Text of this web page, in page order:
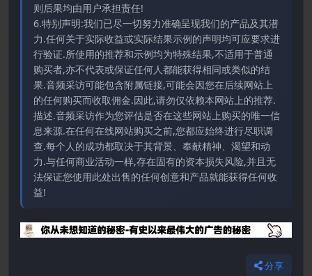
则后果均由用户承担责任!
6.特别声明:我们已尽一切努力准确呈现我们的产品及其潜
力.任何关于实际收益或实际结果示例的声明均可应要求进
行验证.所使用的推荐和示例均为特殊结果,不适用于普通
购买者,亦不代表或保证任何人都能获得相同或类似的结
果.音频采访可能包含附属链接,可能会因您在后续网站上
的任何购买而收取佣金.因此,请勿仅依赖本网站上的推荐.
描述.音频采访作为您评估是否在这些网站上购买的唯一信
息来源.在任何在线网站购买之前,您都应始终进行尽职调
查.每个人的成功都取决于其背景、奉献精神、渴望和动
力.与任何商业活动一样,存在固有的资本损失风险,并且无
法保证您使用此处出售的任何创意和产品就能获得任何收
益!
分享